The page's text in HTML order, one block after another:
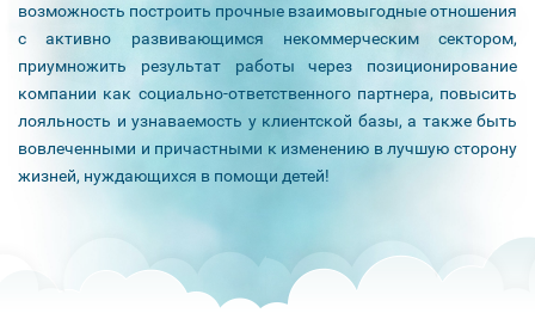
возможность построить прочные взаимовыгодные отношения
с активно развивающимся некоммерческим сектором,
приумножить результат работы через позиционирование
компании как социально-ответственного партнера, повысить
лояльность и узнаваемость у клиентской базы, а также быть
вовлеченными и причастными к изменению в лучшую сторону
жизней, нуждающихся в помощи детей!